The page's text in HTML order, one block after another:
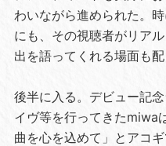
わいながら進められた。
にも、その視聴者がリア
出を語ってくれる場面も配
後半に入る。デビュー記
イヴ等を行ってきたmiwa
曲を心を込めて」とアコ